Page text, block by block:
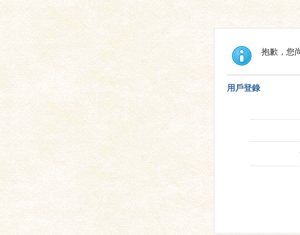
抱歉，您
用戶登錄